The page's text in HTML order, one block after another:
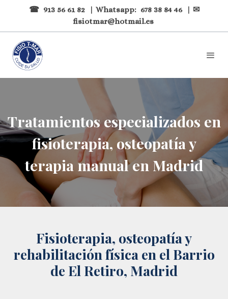
☎ 913 56 61 82 | Whatsapp: 678 38 84 46
| ✉
fisiotmar@hotmail.es
Tratamientos especializados en
fisioterapia, osteopatía y
terapia manual en Madrid
Fisioterapia, osteopatía y
rehabilitación física en el Barrio
de El Retiro, Madrid